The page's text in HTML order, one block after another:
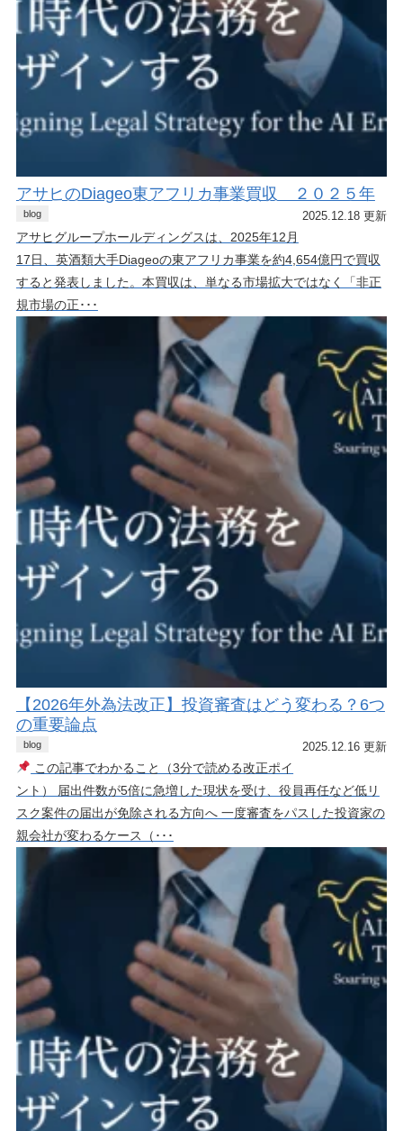
アサヒのDiageo東アフリカ事業買収 ２０２５年
blog 2025.12.18 更新
アサヒグループホールディングスは、2025年12月
17日、英酒類大手Diageoの東アフリカ事業を約4,654億円で買収
すると発表しました。本買収は、単なる市場拡大ではなく「非正
規市場の正･･･
【2026年外為法改正】投資審査はどう変わる？6つ
の重要論点
blog 2025.12.16 更新
この記事でわかること（3分で読める改正ポイ
ント） 届出件数が5倍に急増した現状を受け、役員再任など低リ
スク案件の届出が免除される方向へ 一度審査をパスした投資家の
親会社が変わるケース（･･･